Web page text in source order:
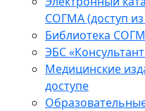
СОГМА (доступ
Библиотека
ЭБС
Медицинские
доступе